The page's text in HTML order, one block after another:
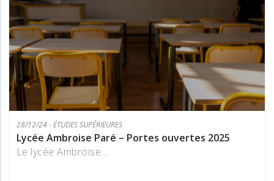
28/12/24 - ÉTUDES SUPÉRIEURES
Lycée Ambroise Paré – Portes ouvertes 2025
Le lycée Ambroise...